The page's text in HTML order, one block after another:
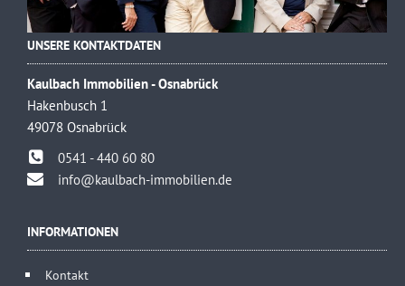
UNSERE KONTAKTDATEN
Kaulbach Immobilien - Osnabrück
Hakenbusch 1
49078 Osnabrück
0541 - 440 60 80
info@kaulbach-immobilien.de
INFORMATIONEN
Kontakt